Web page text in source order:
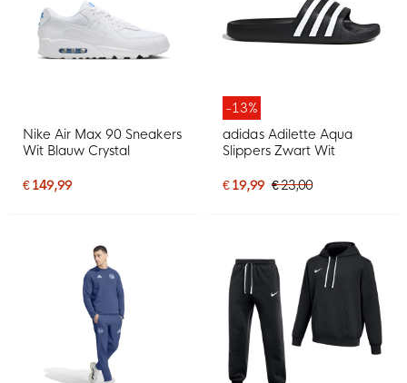
Nike Air Max 90 Sneakers
Wit Blauw Crystal
€ 149,99
-13%
adidas Adilette Aqua
Slippers Zwart Wit
€ 19,99 € 23,00